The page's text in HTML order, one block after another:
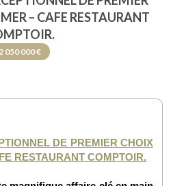
– CAFE RESTAURANT
050 000 €
DE PREMIER CHOIX
RESTAURANT COMPTOIR.